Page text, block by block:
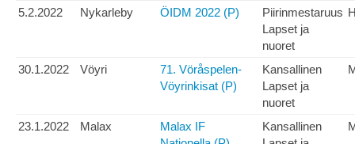
5.2.2022 Nykarleby ÖIDM 2022 (P)
Piirinmestaruus
Lapset ja
nuoret
30.1.2022 Vöyri
71. Vöråspelen-
Vöyrinkisat (P)
Kansallinen
Lapset ja
nuoret
23.1.2022 Malax
Malax IF
Kansallinen